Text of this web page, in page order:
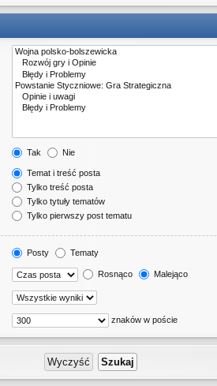
Tak Nie
Temat i treść posta
Tylko treść posta
Tylko tytuły tematów
Tylko pierwszy post tematu
Posty Tematy
Rosnąco Malejąco
znaków w poście